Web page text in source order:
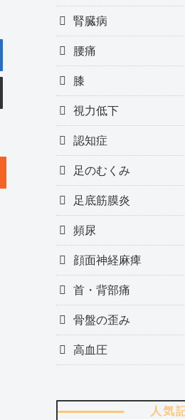
腎臓病
腰痛
膝
視力低下
認知症
足のむくみ
足底筋膜炎
頻尿
顔面神経麻痺
首・背部痛
骨盤の歪み
高血圧
人気